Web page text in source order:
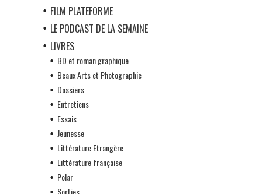
FILM PLATEFORME
LE PODCAST DE LA SEMAINE
LIVRES
BD et roman graphique
Beaux Arts et Photographie
Dossiers
Entretiens
Essais
Jeunesse
Littérature Etrangère
Littérature française
Polar
Sorties